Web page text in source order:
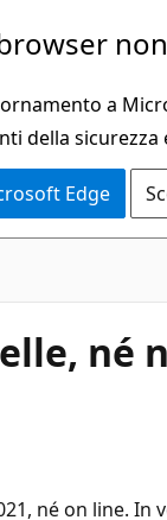
a
della sicurezza
Edge
né
né on line.